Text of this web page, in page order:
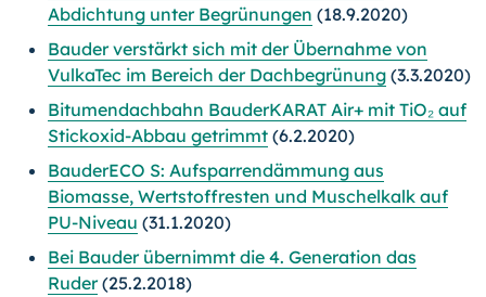
Abdichtung unter Begrünungen (18.9.2020)
Bauder verstärkt sich mit der Übernahme von
VulkaTec im Bereich der Dachbegrünung (3.3.2020)
Bitumendachbahn BauderKARAT Air+ mit TiO₂ auf
Stickoxid-Abbau getrimmt (6.2.2020)
BauderECO S: Aufsparrendämmung aus
Biomasse, Wertstoffresten und Muschelkalk auf
PU-Niveau (31.1.2020)
Bei Bauder übernimmt die 4. Generation das
Ruder(25.2.2018)